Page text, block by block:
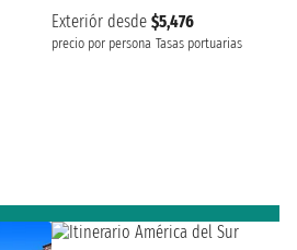
Exteriór desde $5,476
precio por persona Tasas portuarias